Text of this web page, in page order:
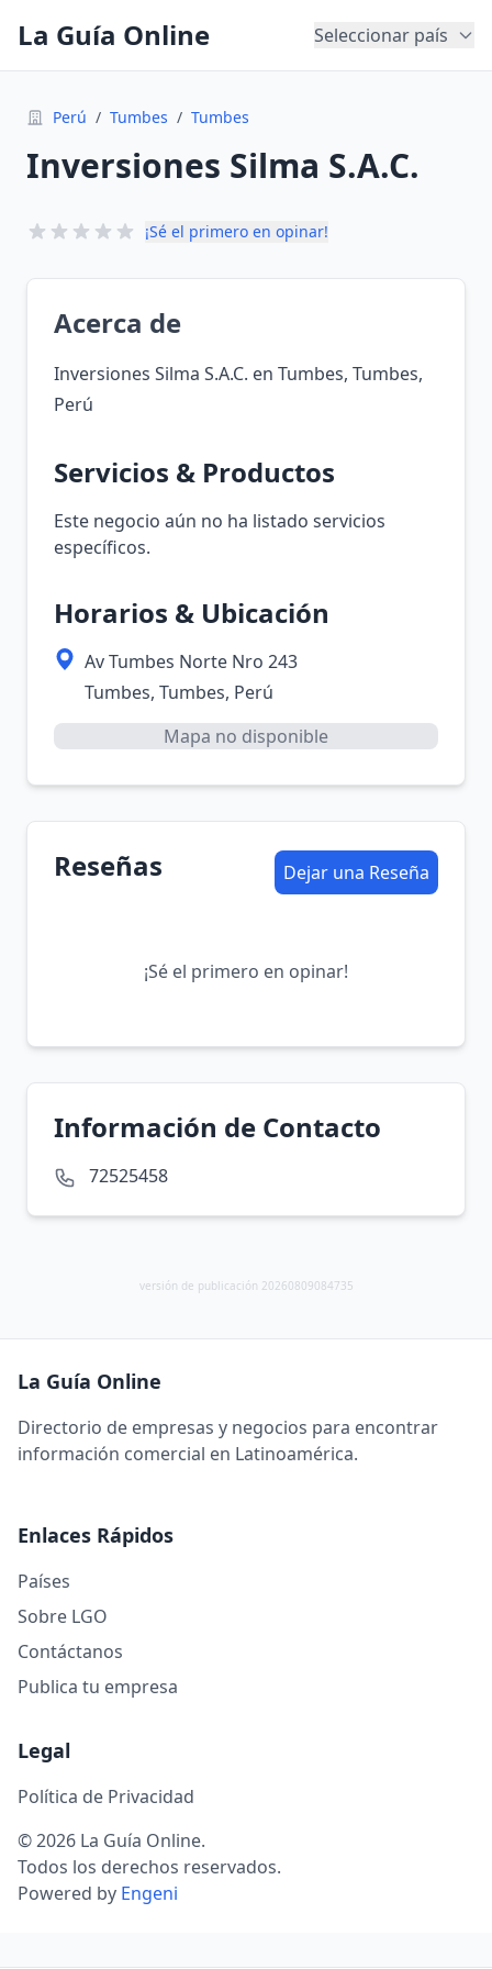
La Guía Online Seleccionar país
Perú / Tumbes / Tumbes
Inversiones Silma S.A.C.
¡Sé el primero en opinar!
Acerca de
Inversiones Silma S.A.C. en Tumbes, Tumbes,
Perú
Servicios & Productos
Este negocio aún no ha listado servicios
específicos.
Horarios & Ubicación
Av Tumbes Norte Nro 243
Tumbes, Tumbes, Perú
Mapa no disponible
Reseñas Dejar una Reseña
¡Sé el primero en opinar!
Información de Contacto
72525458
versión de publicación 20260809084735
La Guía Online
Directorio de empresas y negocios para encontrar
información comercial en Latinoamérica.
Enlaces Rápidos
Países
Sobre LGO
Contáctanos
Publica tu empresa
Legal
Política de Privacidad
© 2026 La Guía Online.
Todos los derechos reservados.
Powered by Engeni